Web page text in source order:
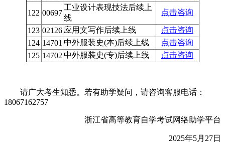
122 00697
工业设计表现技法后续上
线
点击咨询
123 02126 应用文写作后续上线
点击咨询
124 14701 中外服装史(本)后续上线
点击咨询
125 14702 中外服装史(专)后续上线 点击咨询
请广大考生知悉。若有助学疑问，请咨询客服电话：
18067162757
浙江省高等教育自学考试网络助学平台
2025年5月27日